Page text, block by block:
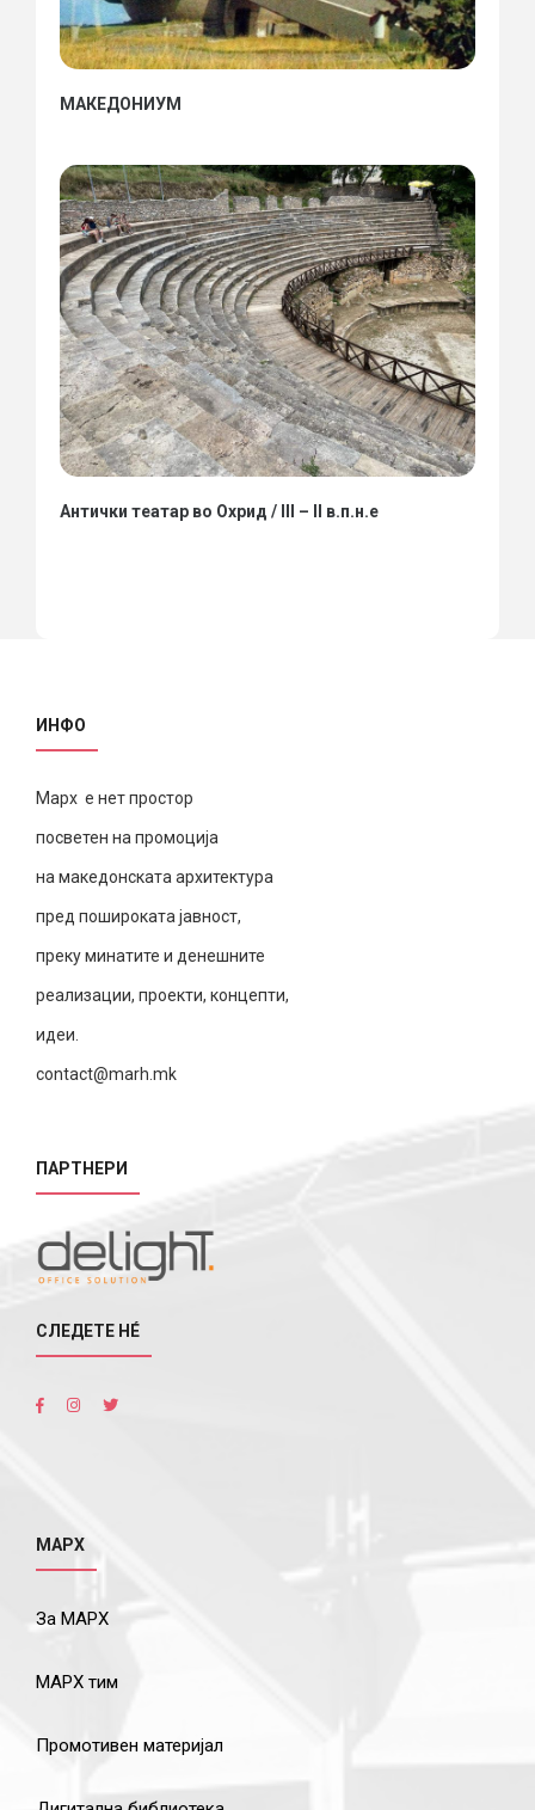
МАКЕДОНИУМ
Антички театар во Охрид / III – II в.п.н.е
ИНФО
Марх е нет простор
посветен на промоција
на македонската архитектура
пред пошироката јавност,
преку минатите и денешните
реализации, проекти, концепти,
идеи.
contact@marh.mk
ПАРТНЕРИ
СЛЕДЕТЕ НÉ
МАРХ
За МАРХ
МАРХ тим
Промотивен материјал